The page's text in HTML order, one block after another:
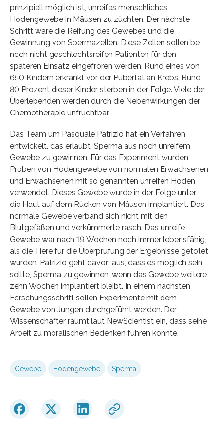
prinzipiell möglich ist, unreifes menschliches
Hodengewebe in Mäusen zu züchten. Der nächste
Schritt wäre die Reifung des Gewebes und die
Gewinnung von Spermazellen. Diese Zellen sollen bei
noch nicht geschlechtsreifen Patienten für den
späteren Einsatz eingefroren werden. Rund eines von
650 Kindern erkrankt vor der Pubertät an Krebs. Rund
80 Prozent dieser Kinder sterben in der Folge. Viele der
Überlebenden werden durch die Nebenwirkungen der
Chemotherapie unfruchtbar.
Das Team um Pasquale Patrizio hat ein Verfahren
entwickelt, das erlaubt, Sperma aus noch unreifem
Gewebe zu gewinnen. Für das Experiment wurden
Proben von Hodengewebe von normalen Erwachsenen
und Erwachsenen mit so genannten unreifen Hoden
verwendet. Dieses Gewebe wurde in der Folge unter
die Haut auf dem Rücken von Mäusen implantiert. Das
normale Gewebe verband sich nicht mit den
Blutgefäßen und verkümmerte rasch. Das unreife
Gewebe war nach 19 Wochen noch immer lebensfähig,
als die Tiere für die Überprüfung der Ergebnisse getötet
wurden. Patrizio geht davon aus, dass es möglich sein
sollte, Sperma zu gewinnen, wenn das Gewebe weitere
zehn Wochen implantiert bleibt. In einem nächsten
Forschungsschritt sollen Experimente mit dem
Gewebe von Jungen durchgeführt werden. Der
Wissenschafter räumt laut NewScientist ein, dass seine
Arbeit zu moralischen Bedenken führen könnte.
Gewebe Hodengewebe Sperma